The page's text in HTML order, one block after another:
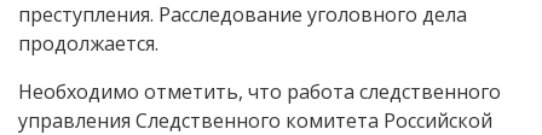
преступления. Расследование уголовного дела
продолжается.
Необходимо отметить, что работа следственного
управления Следственного комитета Российской